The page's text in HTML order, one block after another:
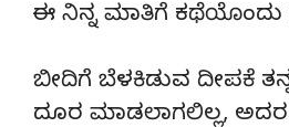
ಈ ನಿನ್ನ ಮಾತಿಗೆ ಕಥೆಯೊಂದು
ಬೀದಿಗೆ ಬೆಳಕಿಡುವ ದೀಪಕೆ
ದೂರ ಮಾಡಲಾಗಲಿಲ್ಲ, ಅದರ